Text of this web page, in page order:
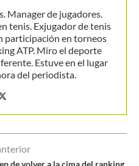
Manager de jugadores.
tenis. Exjugador de tenis
participación en torneos
ATP. Miro el deporte
Estuve en el lugar
del periodista.